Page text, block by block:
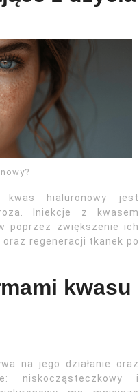
kwas hialuronowy jest
Iniekcje z kwasem
poprzez zwiększenie ich
regeneracji tkanek po
kwasu
na jego działanie oraz
niskocząsteczkowy i